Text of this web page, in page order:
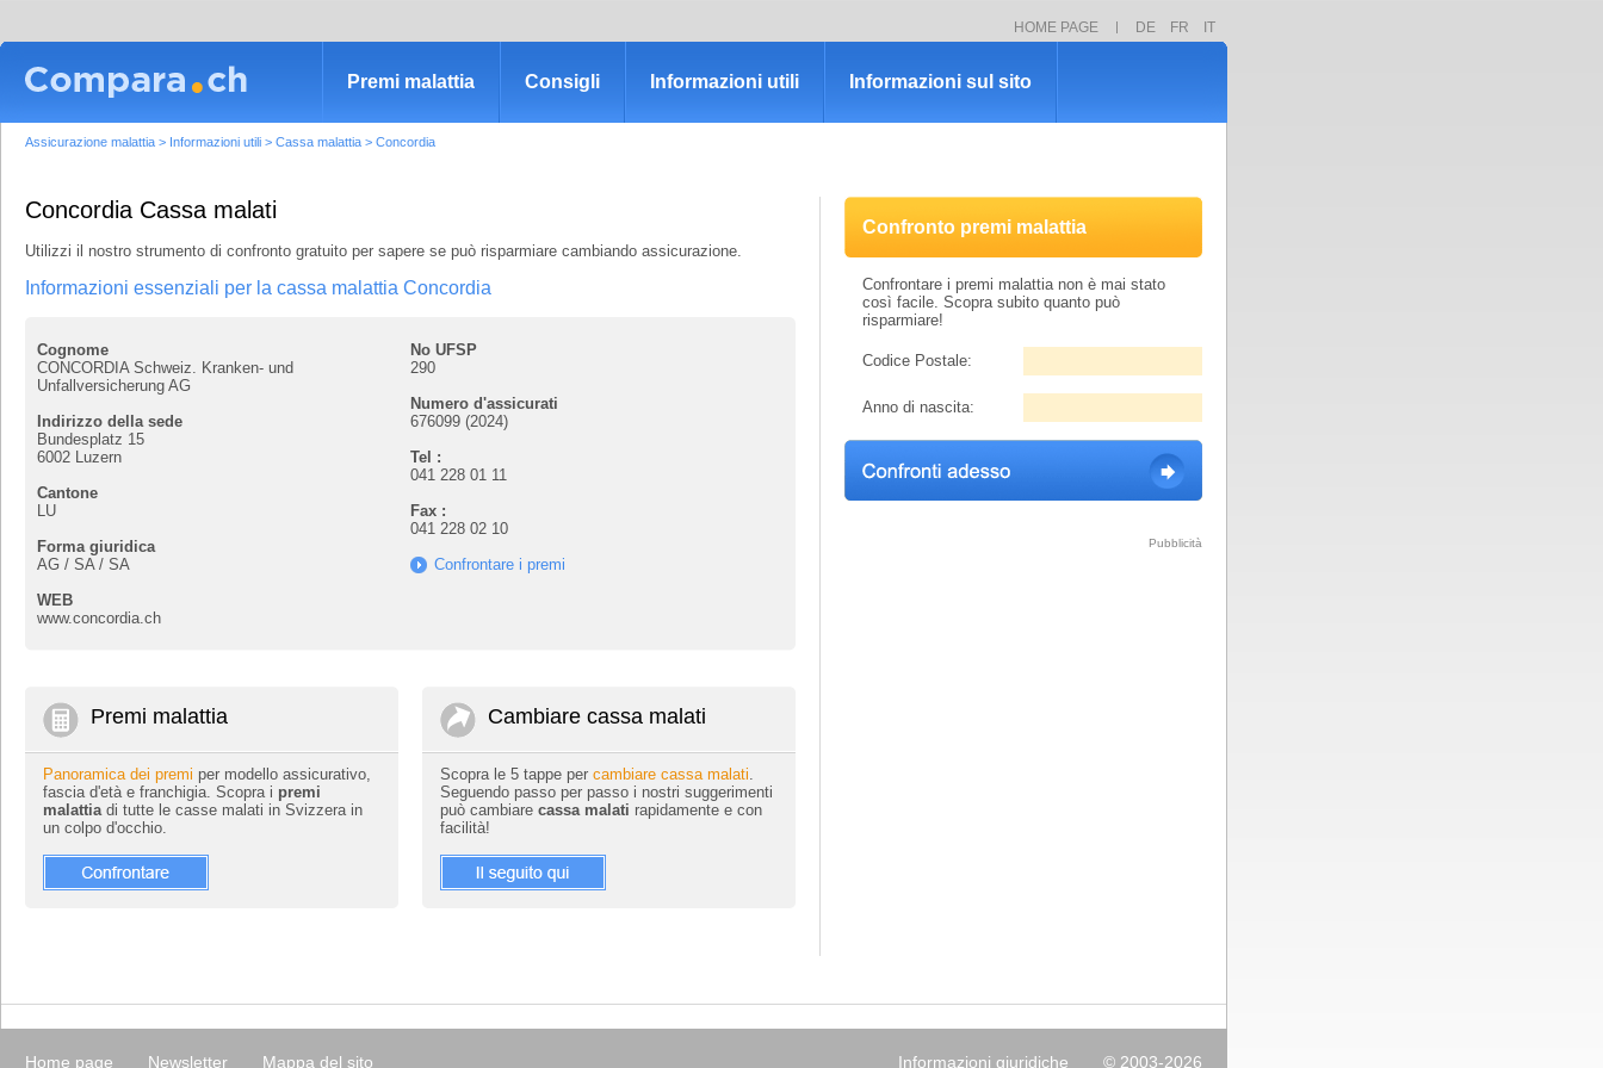
HOME PAGE DE FR IT
Premi malattia Consigli Informazioni utili Informazioni sul sito
Assicurazione malattia > Informazioni utili > Cassa malattia > Concordia
Concordia Cassa malati
Utilizzi il nostro strumento di confronto gratuito per sapere se può risparmiare cambiando assicurazione.
Informazioni essenziali per la cassa malattia Concordia
Cognome
CONCORDIA Schweiz. Kranken- und
Unfallversicherung AG
Indirizzo della sede
Bundesplatz 15
6002 Luzern
Cantone
LU
Forma giuridica
AG / SA / SA
WEB
www.concordia.ch
No UFSP
290
Numero d'assicurati
676099 (2024)
Tel :
041 228 01 11
Fax :
041 228 02 10
Confrontare i premi
Premi malattia
Panoramica dei premi per modello assicurativo,
fascia d'età e franchigia. Scopra i premi
malattiadi tutte le casse malati in Svizzera in
un colpo d'occhio.
Cambiare cassa malati
Scopra le 5 tappe per cambiare cassa malati.
Seguendo passo per passo i nostri suggerimenti
può cambiare cassa malati rapidamente e con
facilità!
Confronto premi malattia
Confrontare i premi malattia non è mai stato
così facile. Scopra subito quanto può
risparmiare!
Codice Postale:
Anno di nascita:
Pubblicità
Home page Newsletter Mappa del sito Informazioni giuridiche © 2003-2026